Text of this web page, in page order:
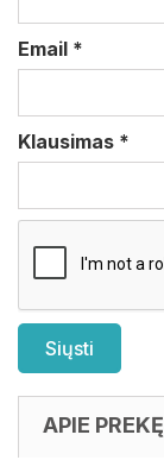
Email *
Klausimas *
APIE PREKĘ